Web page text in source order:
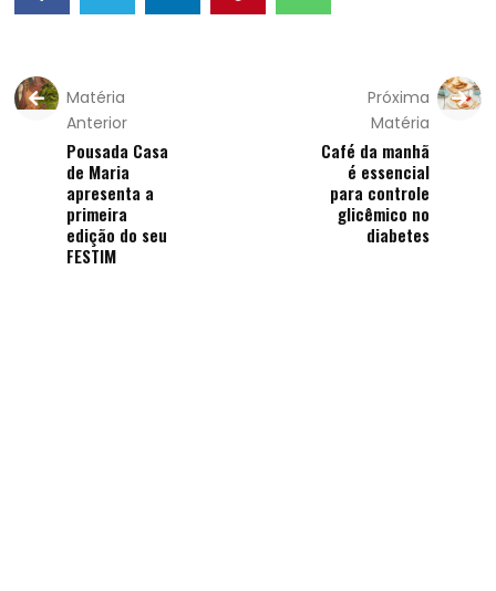
Matéria
Anterior
Pousada Casa
de Maria
apresenta a
primeira
edição do seu
FESTIM
Próxima
Matéria
Café da manhã
é essencial
para controle
glicêmico no
diabetes